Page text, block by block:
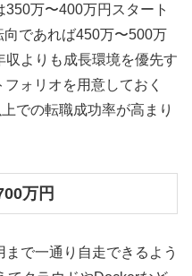
万〜400万円スタート
であれば450万〜500万
収よりも成長環境を優先す
ォリオを用意しておく
での転職成功率が高まり
万円
で一通り自走できるよう